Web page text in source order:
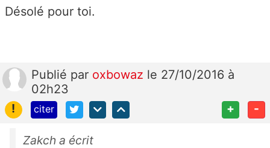
Désolé pour toi.
Publié par oxbowaz le 27/10/2016 à
02h23
!
citer + -
Zakch a écrit